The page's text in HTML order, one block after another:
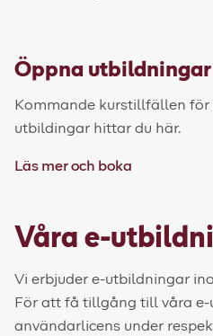
Öppna utbildningar
Kommande kurstillfällen
utbildingar hittar du här.
Läs mer och boka
Våra e-
Vi erbjuder e-utbildningar
För att få tillgång till våra
användarlicens under